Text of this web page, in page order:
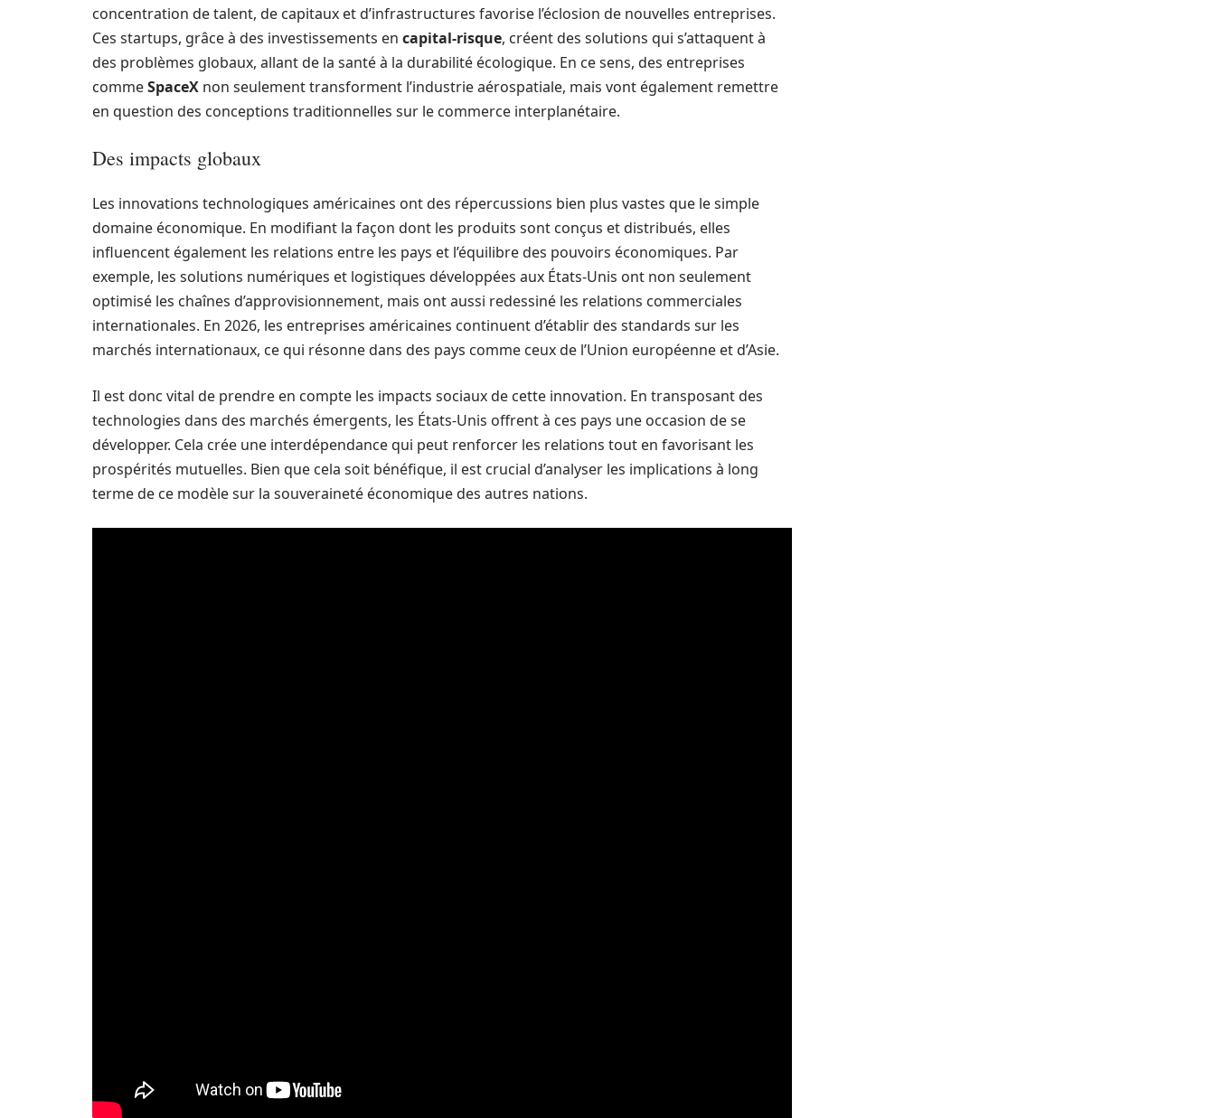
concentration de talent, de capitaux et d’infrastructures favorise l’éclosion de nouvelles entreprises.
Ces startups, grâce à des investissements en capital-risque, créent des solutions qui s’attaquent à
des problèmes globaux, allant de la santé à la durabilité écologique. En ce sens, des entreprises
commeSpaceX non seulement transforment l’industrie aérospatiale, mais vont également remettre
en question des conceptions traditionnelles sur le commerce interplanétaire.
Des impacts globaux
Les innovations technologiques américaines ont des répercussions bien plus vastes que le simple
domaine économique. En modifiant la façon dont les produits sont conçus et distribués, elles
influencent également les relations entre les pays et l’équilibre des pouvoirs économiques. Par
exemple, les solutions numériques et logistiques développées aux États-Unis ont non seulement
optimisé les chaînes d’approvisionnement, mais ont aussi redessiné les relations commerciales
internationales. En 2026, les entreprises américaines continuent d’établir des standards sur les
marchés internationaux, ce qui résonne dans des pays comme ceux de l’Union européenne et d’Asie.
Il est donc vital de prendre en compte les impacts sociaux de cette innovation. En transposant des
technologies dans des marchés émergents, les États-Unis offrent à ces pays une occasion de se
développer. Cela crée une interdépendance qui peut renforcer les relations tout en favorisant les
prospérités mutuelles. Bien que cela soit bénéfique, il est crucial d’analyser les implications à long
terme de ce modèle sur la souveraineté économique des autres nations.